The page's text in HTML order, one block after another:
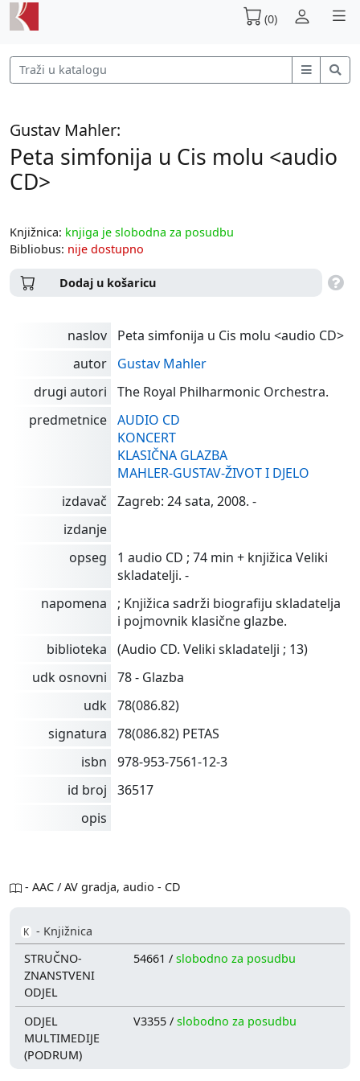
(0)
Gustav Mahler:
Peta simfonija u Cis molu <audio
CD>
Knjižnica: knjiga je slobodna za posudbu
Bibliobus: nije dostupno
Dodaj u košaricu
naslov
Peta simfonija u Cis molu <audio CD>
autor
Gustav Mahler
drugi autori
The Royal Philharmonic Orchestra.
predmetnice AUDIO CD
KONCERT
KLASIČNA GLAZBA
MAHLER-GUSTAV-ŽIVOT I DJELO
izdavač
Zagreb: 24 sata, 2008. -
izdanje
opseg
1 audio CD ; 74 min + knjižica Veliki
skladatelji. -
napomena
; Knjižica sadrži biografiju skladatelja
i pojmovnik klasične glazbe.
biblioteka
(Audio CD. Veliki skladatelji ; 13)
udk osnovni
78 - Glazba
udk 78(086.82)
signatura
78(086.82) PETAS
isbn
978-953-7561-12-3
id broj
36517
opis
- AAC / AV gradja, audio - CD
K - Knjižnica
STRUČNO-
ZNANSTVENI
ODJEL
54661 /slobodno za posudbu
ODJEL
MULTIMEDIJE
(PODRUM)
V3355 /slobodno za posudbu